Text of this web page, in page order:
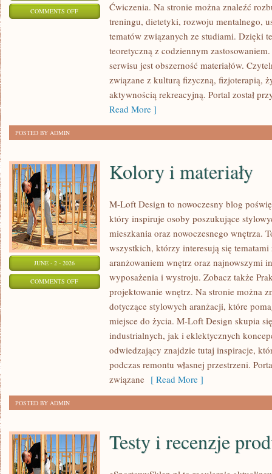
COMMENTS OFFON
WYDARZENIA
KONFERENCJE
Ćwiczenia. Na stronie można znaleźć
treningu, dietetyki, rozwoju mentalnego,
tematów związanych ze studiami. Dzięki
teoretyczną z codziennym
serwisu jest obszerność materiałów.
związane z kulturą fizyczną, fizjoterapią,
aktywnością rekreacyjną. Portal został
Read More ]
POSTED BY ADMIN
JUNE - 2 - 2026
COMMENTS OFFON
MATERIAŁY
Kolory i materiały
M-Loft Design to nowoczesny blog
który inspiruje osoby poszukujące
mieszkania oraz nowoczesnego wnętrza.
wszystkich, którzy interesują się
aranżowaniem wnętrz oraz najnowszymi
wyposażenia i wystroju. Zobacz także
projektowanie wnętrz. Na stronie można
dotyczące stylowych aranżacji, które
miejsce do życia. M-Loft Design skupia
industrialnych, jak i eklektycznych
odwiedzający znajdzie tutaj inspiracje,
podczas remontu własnej przestrzeni.
związane [ Read More ]
POSTED BY ADMIN
Testy i recenzje